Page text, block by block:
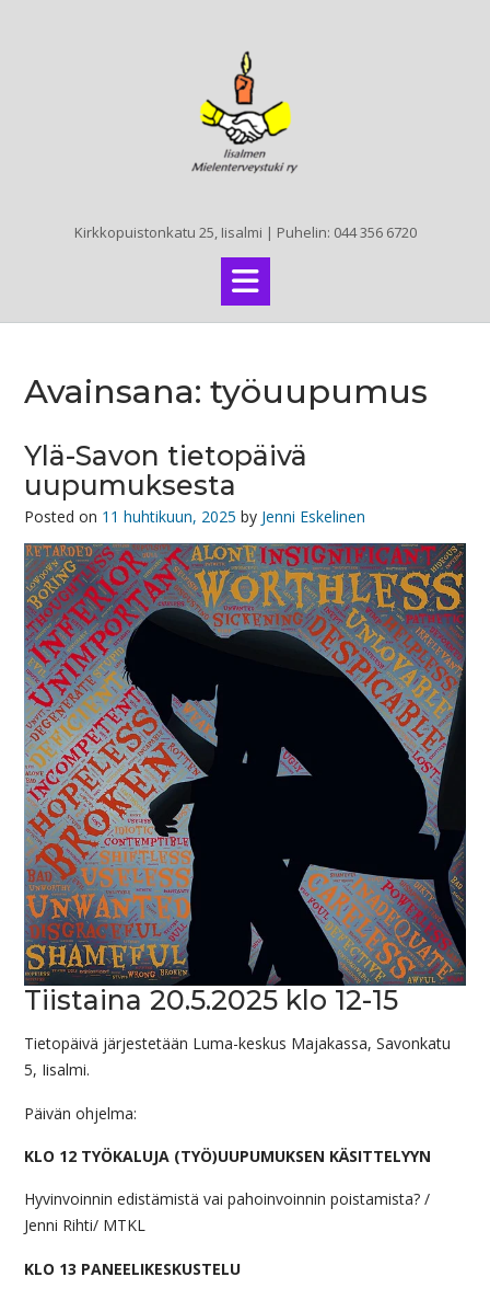
Kirkkopuistonkatu 25, Iisalmi | Puhelin: 044 356 6720
Avainsana: työuupumus
Ylä-Savon tietopäivä
uupumuksesta
Posted on 11 huhtikuun, 2025 by Jenni Eskelinen
Tiistaina 20.5.2025 klo 12-15
Tietopäivä järjestetään Luma-keskus Majakassa, Savonkatu
5, Iisalmi.
Päivän ohjelma:
KLO 12 TYÖKALUJA (TYÖ)UUPUMUKSEN KÄSITTELYYN
Hyvinvoinnin edistämistä vai pahoinvoinnin poistamista? /
Jenni Rihti/ MTKL
KLO 13 PANEELIKESKUSTELU